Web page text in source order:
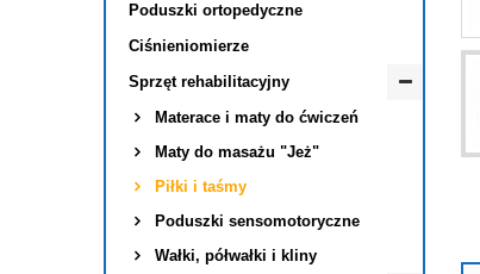
Poduszki ortopedyczne
Ciśnieniomierze
Sprzęt rehabilitacyjny
Materace i maty do ćwiczeń
Maty do masażu "Jeż"
Piłki i taśmy
Poduszki sensomotoryczne
Wałki, półwałki i kliny